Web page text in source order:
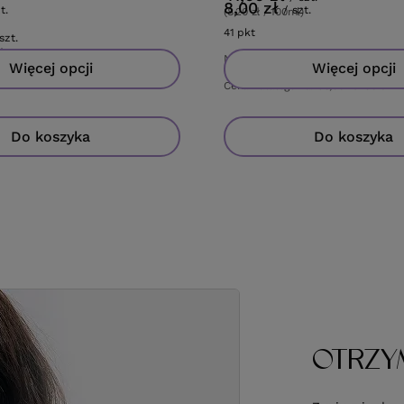
szt.
Do koszyka
(8,20 zł / 100ml)
41 pktpunktów
Najniższa cena produktu w okresie
wprowadzeniem obniżki:40,99 zł
Cena katalogowa:58,90 zł -30%
Do koszyka
Więcej opcji
8,00 zł / szt.
Więcej opcji